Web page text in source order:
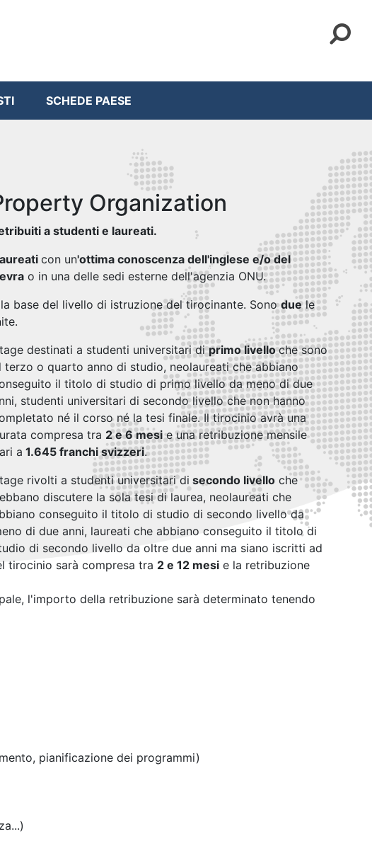
SCHEDE PAESE
Organization
a studenti e laureati.
con un'ottima conoscenza dell'inglese e/o del
o in una delle sedi esterne dell'agenzia ONU.
base del livello di istruzione del tirocinante. Sonoduele
destinati a studenti universitaridiprimo livelloche sono
terzo o quarto anno di studio, neolaureati che abbiano
il titolo di studio di primo livello da meno di due
studenti universitari di secondo livello che non hanno
né il corso né la tesi finale. Il tirocinio avrà una
compresa tra 2 e 6 mesie una retribuzione mensile
a 1.645 franchi svizzeri.
rivolti a studenti universitari di secondo livello che
discutere la sola tesi di laurea, neolaureati che
conseguito il titolo di studio di secondo livello da
di due anni, laureati che abbiano conseguito il titolo di
di secondo livello da oltre due anni ma siano iscritti ad
tirocinio sarà compresa tra 2 e 12 mesi e la retribuzione
l'importo della retribuzione sarà determinato tenendo
pianificazione dei programmi)